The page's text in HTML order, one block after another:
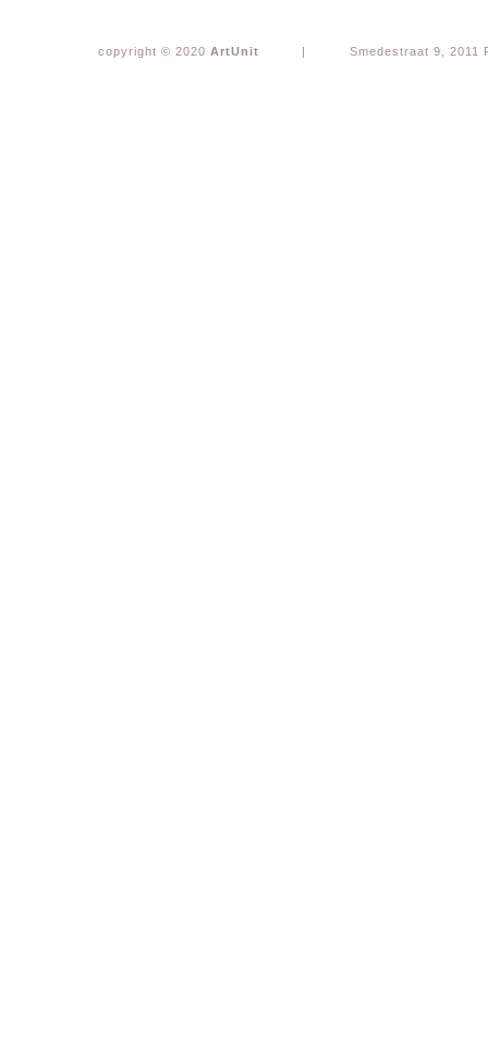
copyright © 2020 ArtUnit | Smedestraat 9, 2011